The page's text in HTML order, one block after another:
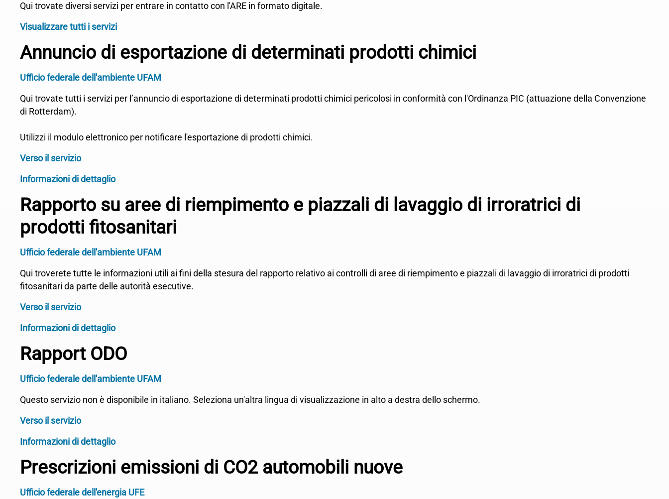
Qui trovate diversi servizi per entrare in contatto con l'ARE in formato digitale.
Visualizzare tutti i servizi
Annuncio di esportazione di determinati prodotti chimici
Ufficio federale dell'ambiente UFAM
Qui trovate tutti i servizi per l’annuncio di esportazione di determinati prodotti chimici pericolosi in conformità con l'Ordinanza PIC (attuazione della Convenzione
di Rotterdam).
Utilizzi il modulo elettronico per notificare l'esportazione di prodotti chimici.
Verso il servizio
Informazioni di dettaglio
Rapporto su aree di riempimento e piazzali di lavaggio di irroratrici di
prodotti fitosanitari
Ufficio federale dell'ambiente UFAM
Qui troverete tutte le informazioni utili ai fini della stesura del rapporto relativo ai controlli di aree di riempimento e piazzali di lavaggio di irroratrici di prodotti
fitosanitari da parte delle autorità esecutive.
Verso il servizio
Informazioni di dettaglio
Rapport ODO
Ufficio federale dell'ambiente UFAM
Questo servizio non è disponibile in italiano. Seleziona un'altra lingua di visualizzazione in alto a destra dello schermo.
Verso il servizio
Informazioni di dettaglio
Prescrizioni emissioni di CO2 automobili nuove
Ufficio federale dell'energia UFE